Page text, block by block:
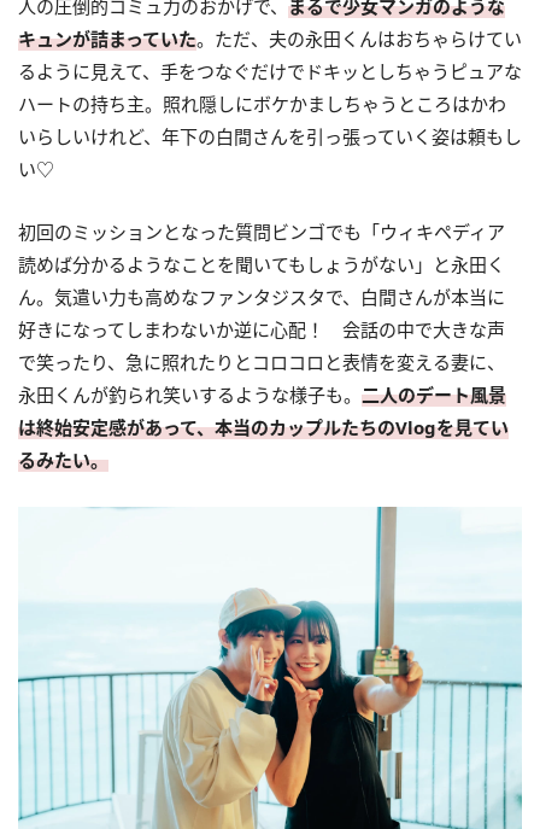
人の圧倒的コミュ力のおかげで、 まるで少女マンガのような
キュンが詰まっていた。ただ、夫の永田くんはおちゃらけてい
るように見えて、手をつなぐだけでドキッとしちゃうピュアな
ハートの持ち主。照れ隠しにボケかましちゃうところはかわ
いらしいけれど、年下の白間さんを引っ張っていく姿は頼もし
い♡
初回のミッションとなった質問ビンゴでも「ウィキペディア
読めば分かるようなことを聞いてもしょうがない」と永田く
ん。気遣い力も高めなファンタジスタで、白間さんが本当に
好きになってしまわないか逆に心配！ 会話の中で大きな声
で笑ったり、急に照れたりとコロコロと表情を変える妻に、
永田くんが釣られ笑いするような様子も。 二人のデート風景
は終始安定感があって、本当のカップルたちのVlogを見てい
るみたい。